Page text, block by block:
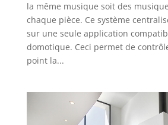
la même musique soit des
chaque pièce. Ce système
sur une seule application
domotique. Ceci permet de
point la...